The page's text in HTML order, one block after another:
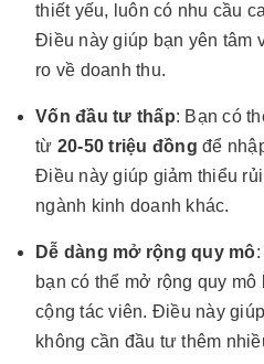
thiết yếu, luôn có nhu cầu
Điều này giúp bạn yên tâm
ro về doanh thu.
Vốn đầu tư thấp: Bạn có
từ 20-50 triệu đồng để
Điều này giúp giảm thiểu
ngành kinh doanh khác.
Dễ dàng mở rộng quy mô
bạn có thể mở rộng quy
cộng tác viên. Điều này
không cần đầu tư thêm